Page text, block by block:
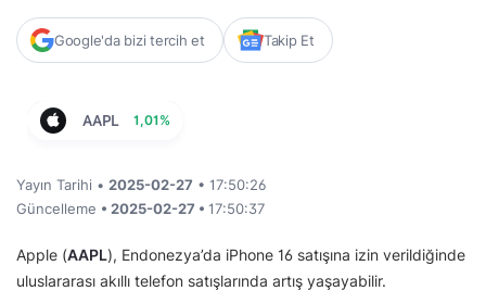
Google'da bizi tercih et Takip Et
AAPL 1,01%
Yayın Tarihi • 2025-02-27 • 17:50:26
Güncelleme • 2025-02-27 • 17:50:37
Apple (AAPL), Endonezya’da iPhone 16 satışına izin verildiğinde
uluslararası akıllı telefon satışlarında artış yaşayabilir.